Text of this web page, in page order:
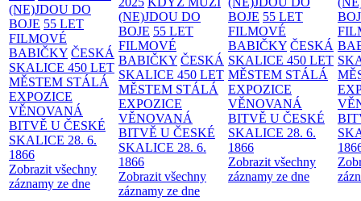
(NE)JDOU DO
BOJE 55 LET
FILMOVÉ
BABIČKY ČESKÁ
SKALICE 450 LET
MĚSTEM STÁLÁ
EXPOZICE
VĚNOVANÁ
BITVĚ U ČESKÉ
SKALICE 28. 6.
1866
Zobrazit všechny
záznamy ze dne
(NE)JDOU DO
BOJE 55 LET
FILMOVÉ
BABIČKY ČESKÁ
SKALICE 450 LET
MĚSTEM STÁLÁ
EXPOZICE
VĚNOVANÁ
BITVĚ U ČESKÉ
SKALICE 28. 6.
1866
Zobrazit všechny
záznamy ze dne
BOJE 55 LET
FILMOVÉ
BABIČKY ČESKÁ
SKALICE 450 LET
MĚSTEM STÁLÁ
EXPOZICE
VĚNOVANÁ
BITVĚ U ČESKÉ
SKALICE 28. 6.
1866
Zobrazit všechny
záznamy ze dne